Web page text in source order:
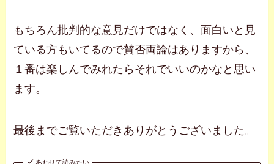
もちろん批判的な意見だけではなく、面白いと見
ている方もいてるので賛否両論はありますから、
１番は楽しんでみれたらそれでいいのかなと思い
ます。
最後までご覧いただきありがとうございました。
あわせて読みたい